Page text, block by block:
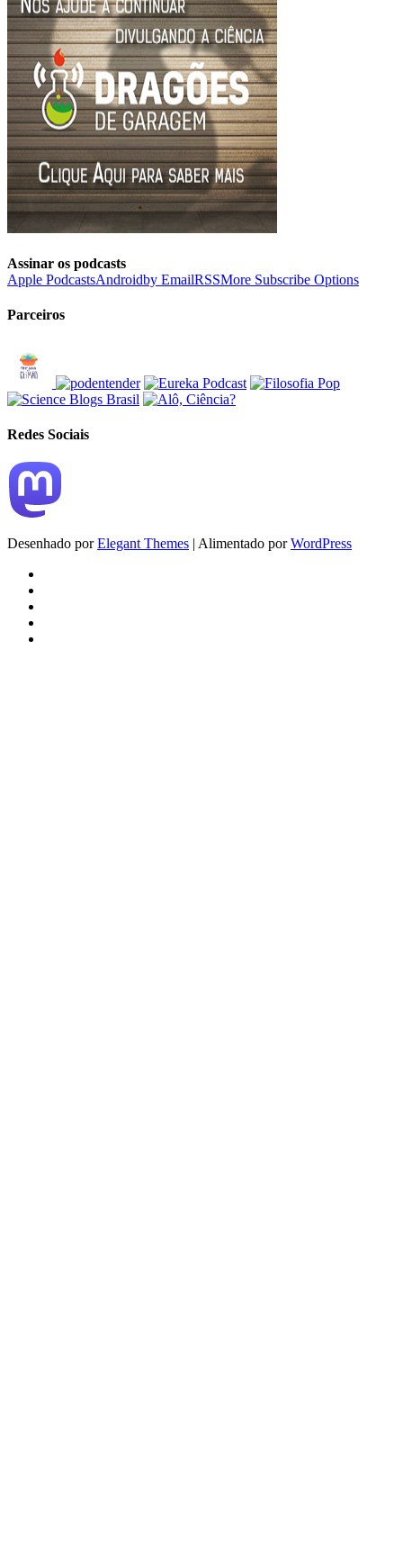
Assinar os podcasts
Apple PodcastsAndroidby EmailRSSMore Subscribe Options
Parceiros
Redes Sociais
Desenhado porElegant Themes | Alimentado porWordPress